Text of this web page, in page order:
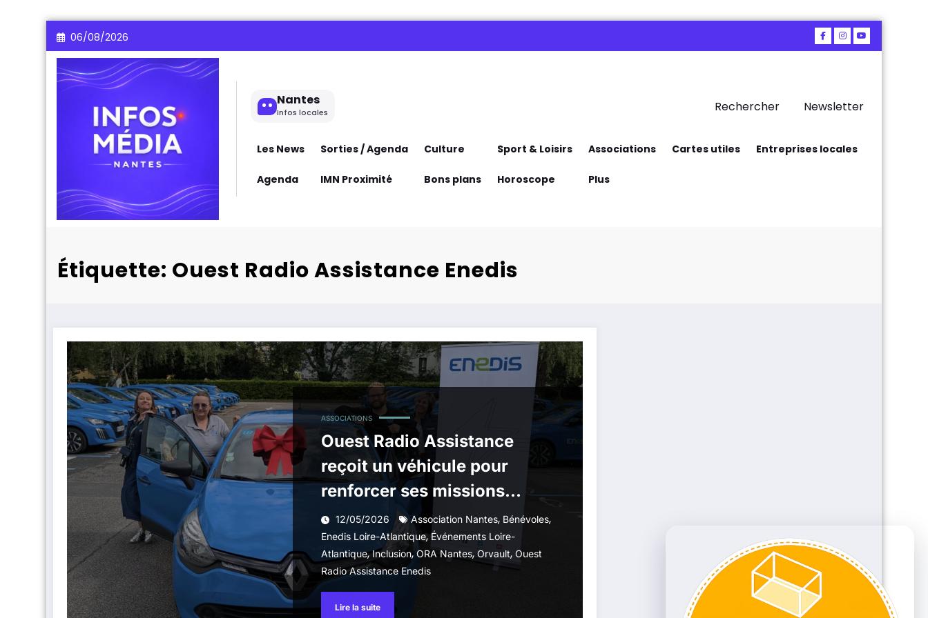
Aller
au
contenu
06/08/2026
Nantes
Infos locales Rechercher Newsletter
Les News Sorties / Agenda Culture Sport & Loisirs Associations Cartes utiles Entreprises locales
Agenda IMN Proximité Bons plans Horoscope Plus
Étiquette: Ouest Radio Assistance Enedis
ASSOCIATIONS
Ouest Radio Assistance
reçoit un véhicule pour
renforcer ses missions
bénévoles
12/05/2026 Association Nantes, Bénévoles,
Enedis Loire-Atlantique, Événements Loire-
Atlantique,Inclusion, ORA Nantes, Orvault, Ouest
Radio Assistance Enedis
Lire la suite